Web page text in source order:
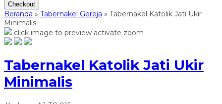
Checkout
Beranda » Tabernakel Gereja » Tabernakel Katolik Jati Ukir
Minimalis
click image to preview activate zoom
Tabernakel Katolik Jati Ukir
Minimalis